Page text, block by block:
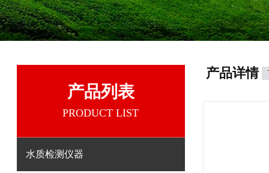
产品列表
PRODUCT LIST
水质检测仪器
产品详情